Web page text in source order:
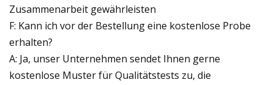
Zusammenarbeit gewährleisten
F: Kann ich vor der Bestellung eine kostenlose Probe
erhalten?
A: Ja, unser Unternehmen sendet Ihnen gerne
kostenlose Muster für Qualitätstests zu, die